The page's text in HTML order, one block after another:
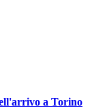
a Torino